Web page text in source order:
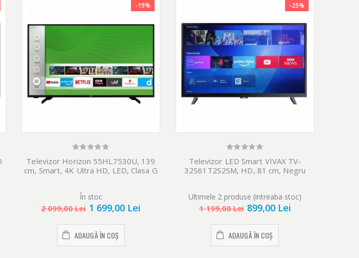
-19%
Televizor Horizon 55HL7530U, 139
cm, Smart, 4K Ultra HD, LED, Clasa G
În stoc
2 099,00 Lei 1 699,00 Lei
ADAUGĂ ÎN COȘ
-25%
Televizor LED Smart VIVAX TV-
32S61T2S2SM, HD, 81 cm, Negru
Ultimele 2 produse (intreaba stoc)
1 199,00 Lei 899,00 Lei
ADAUGĂ ÎN COȘ